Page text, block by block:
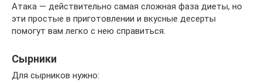
Атака — действительно самая сложная фаза диеты, но
эти простые в приготовлении и вкусные десерты
помогут вам легко с нею справиться.
Сырники
Для сырников нужно: